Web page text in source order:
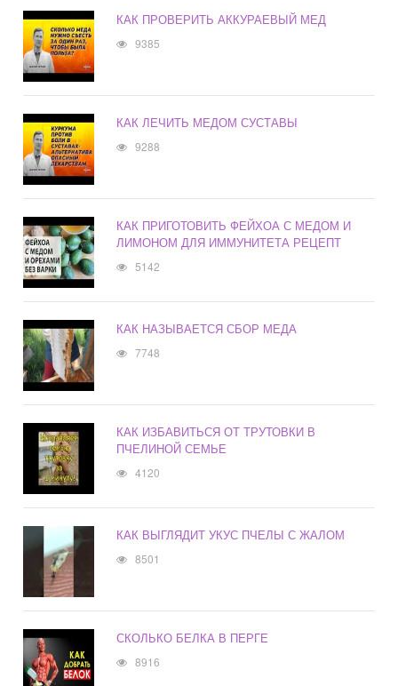
КАК ПРОВЕРИТЬ АККУРАЕВЫЙ МЕД
9385
КАК ЛЕЧИТЬ МЕДОМ СУСТАВЫ
9288
КАК ПРИГОТОВИТЬ ФЕЙХОА С МЕДОМ И
ЛИМОНОМ ДЛЯ ИММУНИТЕТА РЕЦЕПТ
5142
КАК НАЗЫВАЕТСЯ СБОР МЕДА
7748
КАК ИЗБАВИТЬСЯ ОТ ТРУТОВКИ В
ПЧЕЛИНОЙ СЕМЬЕ
4120
КАК ВЫГЛЯДИТ УКУС ПЧЕЛЫ С ЖАЛОМ
8501
СКОЛЬКО БЕЛКА В ПЕРГЕ
8916